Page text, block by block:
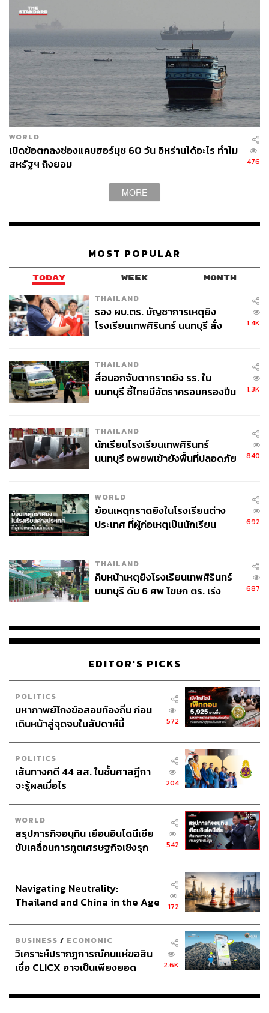
WORLD
เปิดข้อตกลงช่องแคบฮอร์มุซ 60 วัน อิหร่านได้อะไร ทำไม
สหรัฐฯ ถึงยอม
476
MORE
MOST POPULAR
TODAY WEEK MONTH
THAILAND
รอง ผบ.ตร. บัญชาการเหตุยิง
โรงเรียนเทพศิรินทร์ นนทบุรี สั่ง
1.4K
THAILAND
สื่อนอกจับตากราดยิง รร. ใน
นนทบุรี ชี้ไทยมีอัตราครอบครองปืน
1.3K
THAILAND
นักเรียนโรงเรียนเทพศิรินทร์
นนทบุรี อพยพเข้ายังพื้นที่ปลอดภัย
840
WORLD
ย้อนเหตุกราดยิงในโรงเรียนต่าง
ประเทศ ที่ผู้ก่อเหตุเป็นนักเรียน
692
THAILAND
คืบหน้าเหตุยิงโรงเรียนเทพศิรินทร์
นนทบุรี ดับ 6 ศพ โฆษก ตร. เร่ง
687
EDITOR'S PICKS
POLITICS
มหากาพย์โกงข้อสอบท้องถิ่น ก่อน
เดินหน้าสู่จุดจบในสัปดาห์นี้
572
POLITICS
เส้นทางคดี 44 สส. ในชั้นศาลฎีกา
จะรู้ผลเมื่อไร
204
WORLD
สรุปภารกิจอนุทิน เยือนอินโดนีเซีย
ขับเคลื่อนการทูตเศรษฐกิจเชิงรุก
542
Navigating Neutrality:
Thailand and China in the Age
172
BUSINESS / ECONOMIC
วิเคราะห์ปรากฏการณ์คนแห่ขอสิน
เชื่อ CLICX อาจเป็นเพียงยอด
เรือนไทยที่ถูกซุกไว้
2.6K